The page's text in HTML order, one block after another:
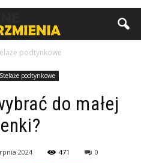
podtynkowe
Stelaże podtynkowe
do małej
2024 471 0